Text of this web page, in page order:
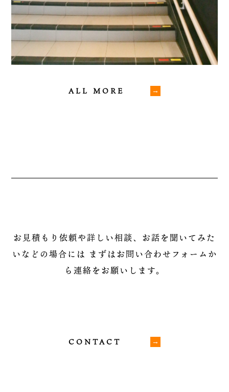
ALL MORE
お見積もり依頼や詳しい相談、お話を聞いてみた
いなどの場合には まずはお問い合わせフォームか
ら連絡をお願いします。
CONTACT